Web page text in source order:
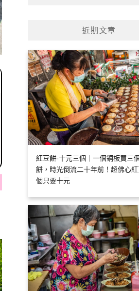
近期文章
紅豆餅-十元三個｜一個銅板買三
餅，時光倒流二十年前！超佛心
個只要十元